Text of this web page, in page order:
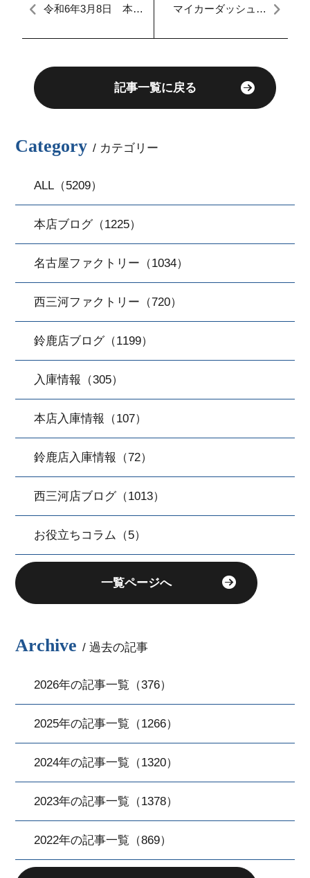
令和6年3月8日 本日
マイカーダッシュ名
る中古車販売店
記事一覧に戻る
Category / カテゴリー
ALL（5209）
本店ブログ（1225）
名古屋ファクトリー（1034）
西三河ファクトリー（720）
鈴鹿店ブログ（1199）
入庫情報（305）
本店入庫情報（107）
鈴鹿店入庫情報（72）
西三河店ブログ（1013）
お役立ちコラム（5）
一覧ページへ
Archive / 過去の記事
2026年の記事一覧（376）
2025年の記事一覧（1266）
2024年の記事一覧（1320）
2023年の記事一覧（1378）
2022年の記事一覧（869）